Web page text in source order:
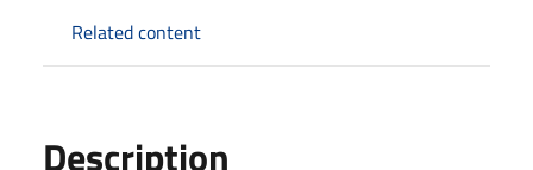
Related content
Description